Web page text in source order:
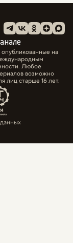
на
Любое
возможно
лиц старше 16 лет.